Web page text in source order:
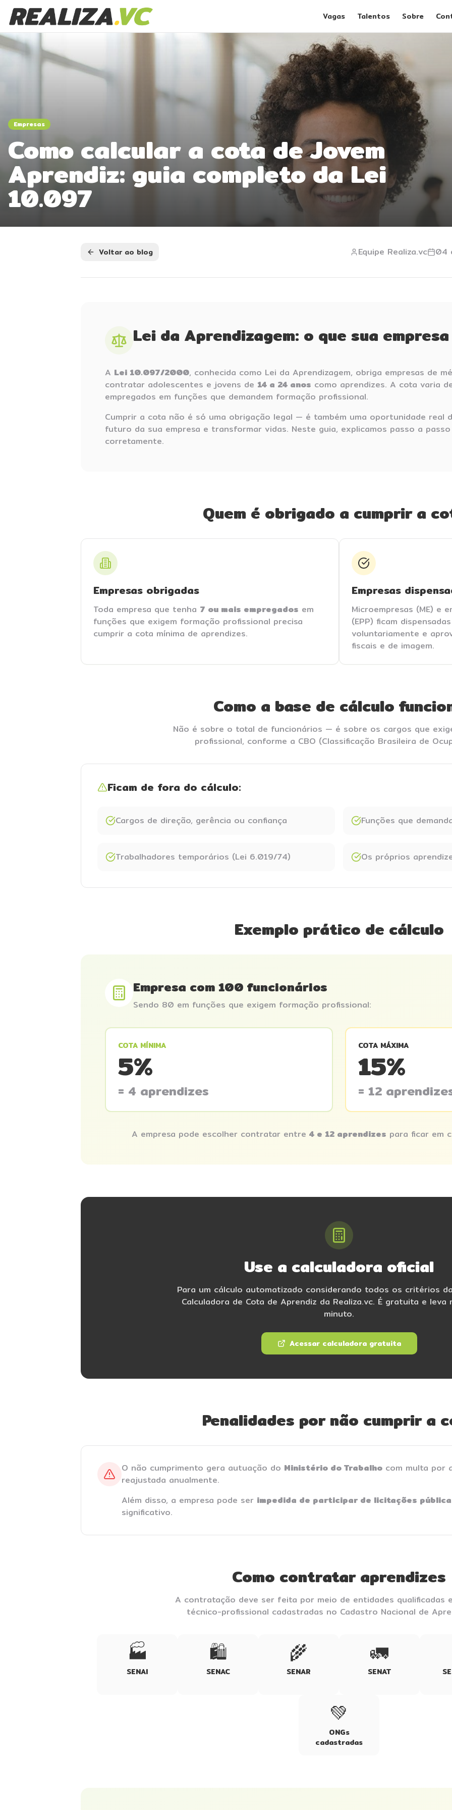
Vagas Talentos Sobre
Empresas
Como calcular a cota de Jovem
Aprendiz: guia completo da Lei
10.097
Voltar ao blog Equipe Realiza.vc 04
Lei da Aprendizagem: o que sua
A Lei 10.097/2000, conhecida como Lei da Aprendizagem, obriga empresas de
contratar adolescentes e jovens de 14 a 24 anos como aprendizes. A cota varia
empregados em funções que demandem formação profissional.
Cumprir a cota não é só uma obrigação legal — é também uma oportunidade real
futuro da sua empresa e transformar vidas. Neste guia, explicamos passo a
corretamente.
Quem é obrigado a cumprir a
Empresas obrigadas
Toda empresa que tenha 7 ou mais empregados em
funções que exigem formação profissional precisa
cumprir a cota mínima de aprendizes.
Empresas
Microempresas (ME) e
(EPP) ficam
voluntariamente e
fiscais e de imagem.
Como a base de cálculo
Não é sobre o total de funcionários — é sobre os cargos que
profissional, conforme a CBO (Classificação Brasileira de
Ficam de fora do cálculo:
Cargos de direção, gerência ou confiança Funções que
Trabalhadores temporários (Lei 6.019/74) Os próprios
Exemplo prático de cálculo
Empresa com 100 funcionários
Sendo 80 em funções que exigem formação profissional:
COTA MÍNIMA
5%
= 4 aprendizes
COTA MÁXIMA
15%
= 12
A empresa pode escolher contratar entre 4 e 12 aprendizes para ficar em
Use a calculadora oficial
Para um cálculo automatizado considerando todos os critérios
Calculadora de Cota de Aprendiz da Realiza.vc. É gratuita e leva
minuto.
Acessar calculadora gratuita
Penalidades por não cumprir a
O não cumprimento gera autuação do Ministério do Trabalho com multa por
reajustada anualmente.
Além disso, a empresa pode ser impedida de participar de licitações
significativo.
Como contratar aprendizes
A contratação deve ser feita por meio de entidades qualificadas
técnico-profissional cadastradas no Cadastro Nacional de
🏭
SENAI
🛍️
SENAC
🌾
SENAR
🚛
SENAT
💚
ONGs
cadastradas